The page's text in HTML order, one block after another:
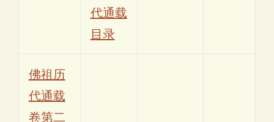
代通载
目录
佛祖历
代通载
卷第二